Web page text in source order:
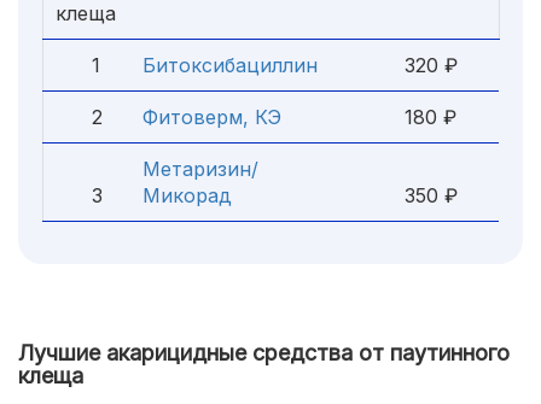
клеща
1 Битоксибациллин 320 ₽
2 Фитоверм, КЭ 180 ₽
3
Метаризин/
Микорад
350 ₽
Лучшие акарицидные средства от паутинного
клеща